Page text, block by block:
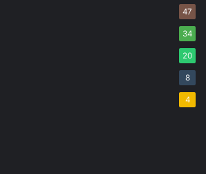
47
34
20
8
4